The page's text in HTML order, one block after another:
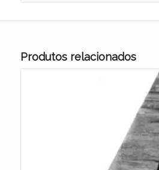
Produtos relacionados